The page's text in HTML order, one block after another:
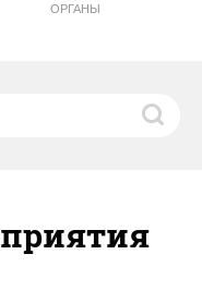
ОРГАНЫ